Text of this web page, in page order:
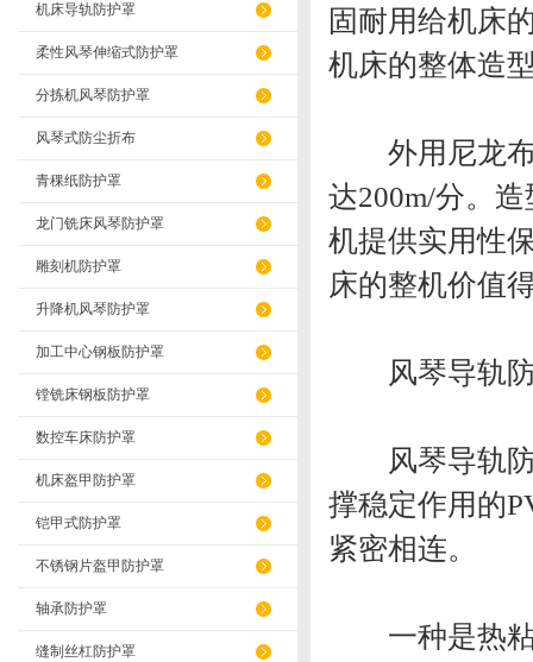
机床导轨防护罩
柔性风琴伸缩式防护罩
分拣机风琴防护罩
风琴式防尘折布
青稞纸防护罩
龙门铣床风琴防护罩
雕刻机防护罩
升降机风琴防护罩
加工中心钢板防护罩
镗铣床钢板防护罩
数控车床防护罩
机床盔甲防护罩
铠甲式防护罩
不锈钢片盔甲防护罩
轴承防护罩
缝制丝杠防护罩
固耐用给机床
机床的整体造
外用尼龙布
达200m/分。
机提供实用性
床的整机价值
风琴导轨防
风琴导轨防
撑稳定作用的
紧密相连。
一种是热粘